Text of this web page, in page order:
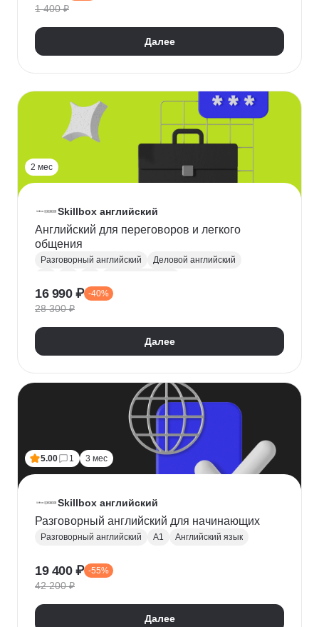
1 400 ₽
Далее
2 мес
Skillbox английский
Английский для переговоров и легкого
общения
Разговорный английский
Деловой английский
16 990 ₽ -40%
28 300 ₽
Далее
5.00 1 3 мес
Skillbox английский
Разговорный английский для начинающих
Разговорный английский A1 Английский язык
19 400 ₽ -55%
42 200 ₽
Далее